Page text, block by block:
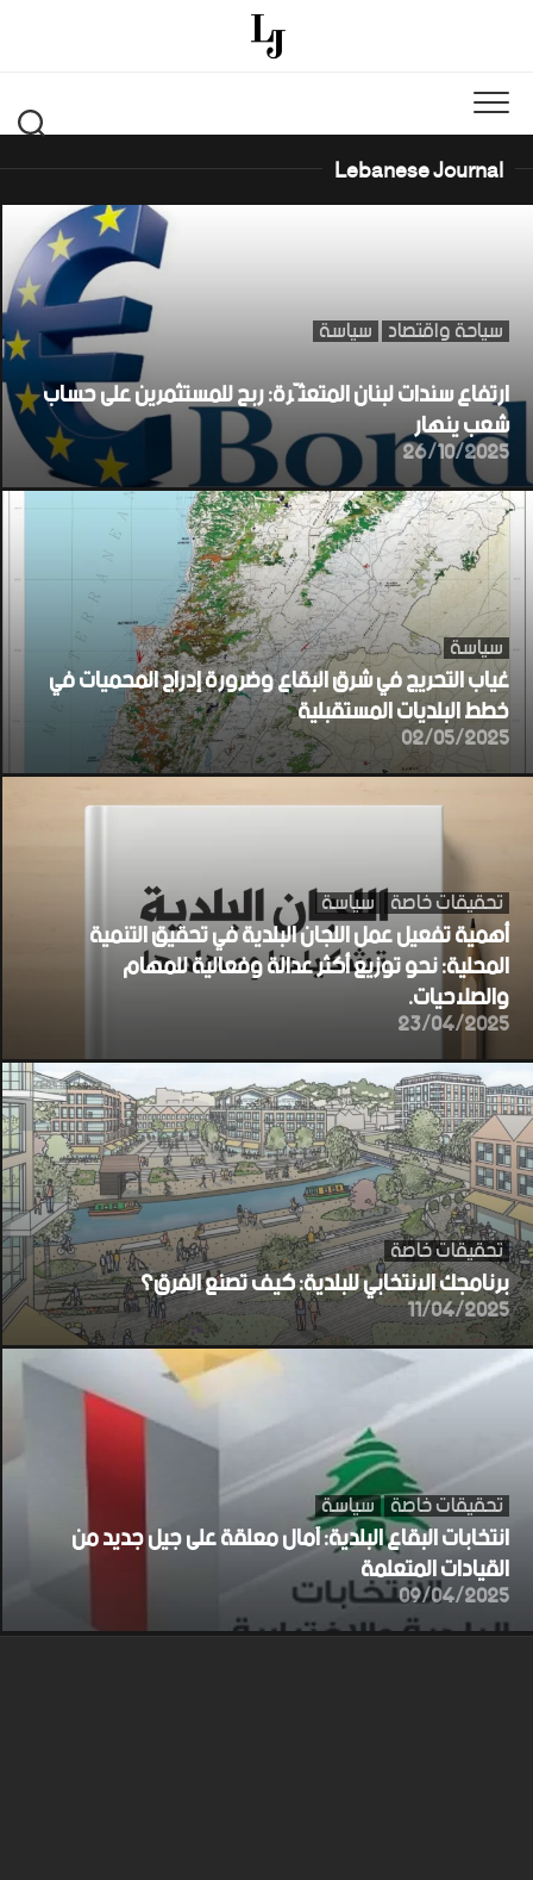
Lebanese Journal
سياحة واقتصاد سياسة
ارتفاع سندات لبنان المتعثّرة: ربح للمستثمرين على حساب
شعب ينهار
26/10/2025
سياسة
غياب التحريج في شرق البقاع وضرورة إدراج المحميات في
خطط البلديات المستقبلية
02/05/2025
تحقيقات خاصة سياسة
أهمية تفعيل عمل اللجان البلدية في تحقيق التنمية
المحلية: نحو توزيع أكثر عدالة وفعالية للمهام
والصلاحيات.
23/04/2025
تحقيقات خاصة
برنامجك الانتخابي للبلدية: كيف تصنع الفرق؟
11/04/2025
تحقيقات خاصة سياسة
انتخابات البقاع البلدية: آمال معلقة على جيل جديد من
القيادات المتعلمة
09/04/2025